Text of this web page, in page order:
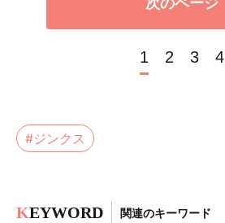
1 2 3 4
#ジンクス
KEYWORD 関連のキーワード